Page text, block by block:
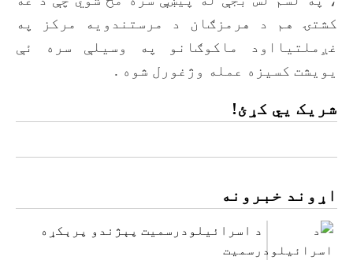
کشتۍ هم د هرمزګان د مرستندویه مرکز په
غږملتیااود ماکوګانو په وسیلې سره ئې
یویشت کسیزه عمله وژغورل شوه .
شریک یي کړئ!
اړوند خبرونه
د اسرائيلودرسمیت پېژندو پرېکړه